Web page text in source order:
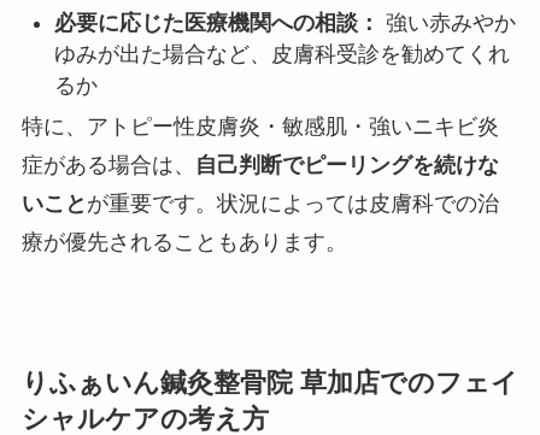
必要に応じた医療機関への相談： 強い赤みやか
ゆみが出た場合など、皮膚科受診を勧めてくれ
るか
特に、アトピー性皮膚炎・敏感肌・強いニキビ炎
症がある場合は、
自己判断でピーリングを続けな
いこと が重要です。状況によっては皮膚科での治
療が優先されることもあります。
りふぁいん鍼灸整骨院 草加店でのフェイ
シャルケアの考え方